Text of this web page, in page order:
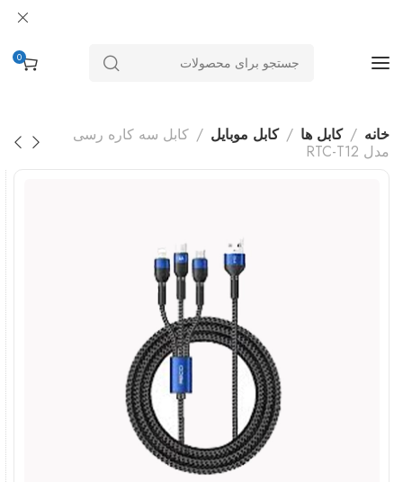
0
خانه کابل ها کابل موبایل
کابل سه کاره رسی
مدل RTC-T12